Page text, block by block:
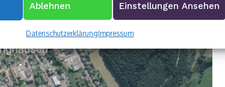
Ablehnen Einstellungen Ansehen
DatenschutzerklärungImpressum